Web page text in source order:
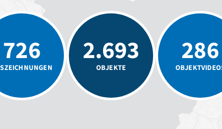
726 2.693
OBJEKTE
286